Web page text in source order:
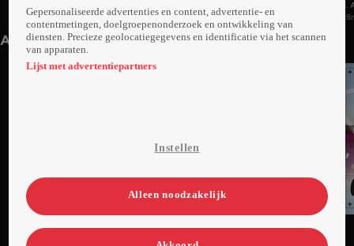
29min
32min
3.
Anderen kijken ook
programma
programma
Gepersonaliseerde advertenties en content, advertentie- en
contentmetingen, doelgroepenonderzoek en ontwikkeling van
diensten. Precieze geolocatiegegevens en identificatie via het scannen
van apparaten.
Lijst met advertentiepartners
Instellen
Alleen noodzakelijk